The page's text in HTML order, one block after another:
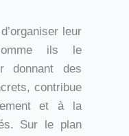
leur
ils le
donnant des
contribue
et à la
Sur le plan